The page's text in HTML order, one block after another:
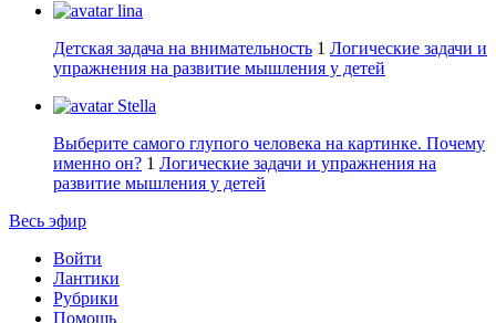
lina
Детская задача на внимательность 1 Логические задачи и
упражнения на развитие мышления у детей
Stella
Выберите самого глупого человека на картинке. Почему
именно он? 1 Логические задачи и упражнения на
развитие мышления у детей
Весь эфир
Войти
Лантики
Рубрики
Помощь